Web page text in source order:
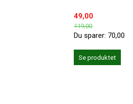
49,00
119,00
Du sparer: 70,00
Se produktet